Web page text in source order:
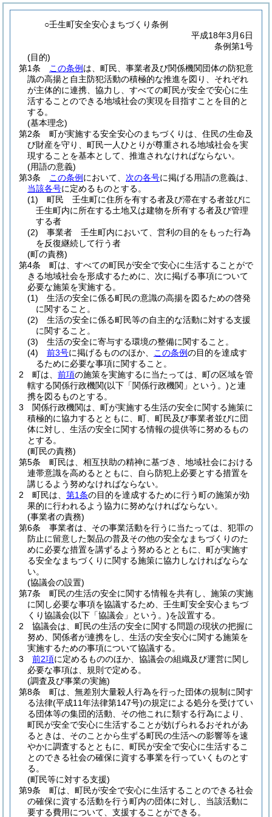
○壬生町安全安心まちづくり条例
平成18年3月6日
条例第1号
(目的)
第1条
この条例 は、町民、事業者及び関係機関団体の防犯意
識の高揚と自主防犯活動の積極的な推進を図り、それぞれ
が主体的に連携、協力し、すべての町民が安全で安心に生
活することのできる地域社会の実現を目指すことを目的と
する。
(基本理念)
第2条
町が実施する安全安心のまちづくりは、住民の生命及
び財産を守り、町民一人ひとりが尊重される地域社会を実
現することを基本として、推進されなければならない。
(用語の意義)
第3条
この条例 において、 次の各号に掲げる用語の意義は、
当該各号に定めるものとする。
(1)
町民 壬生町に住所を有する者及び滞在する者並びに
壬生町内に所在する土地又は建物を所有する者及び管理
する者
(2)
事業者 壬生町内において、営利の目的をもった行為
を反復継続して行う者
(町の責務)
第4条
町は、すべての町民が安全で安心に生活することがで
きる地域社会を形成するために、次に掲げる事項について
必要な施策を実施する。
(1)
生活の安全に係る町民の意識の高揚を図るための啓発
に関すること。
(2)
生活の安全に係る町民等の自主的な活動に対する支援
に関すること。
(3)
生活の安全に寄与する環境の整備に関すること。
(4)
前3号に掲げるもののほか、 この条例の目的を達成す
るために必要な事項に関すること。
2
町は、 前項の施策を実施するに当たっては、町の区域を管
轄する関係行政機関(以下「関係行政機関」という。)と連
携を図るものとする。
3
関係行政機関は、町が実施する生活の安全に関する施策に
積極的に協力するとともに、町、町民及び事業者並びに団
体に対し、生活の安全に関する情報の提供等に努めるもの
とする。
(町民の責務)
第5条
町民は、相互扶助の精神に基づき、地域社会における
連帯意識を高めるとともに、自ら防犯上必要とする措置を
講じるよう努めなければならない。
2
町民は、 第1条の目的を達成するために行う町の施策が効
果的に行われるよう協力に努めなければならない。
(事業者の責務)
第6条
事業者は、その事業活動を行うに当たっては、犯罪の
防止に留意した製品の普及その他の安全なまちづくりのた
めに必要な措置を講ずるよう努めるとともに、町が実施す
る安全なまちづくりに関する施策に協力しなければならな
い。
(協議会の設置)
第7条
町民の生活の安全に関する情報を共有し、施策の実施
に関し必要な事項を協議するため、壬生町安全安心まちづ
くり協議会(以下「協議会」という。)を設置する。
2
協議会は、町民の生活の安全に関する問題の現状の把握に
努め、関係者が連携をし、生活の安全安心に関する施策を
実施するための事項について協議する。
3
前2項に定めるもののほか、協議会の組織及び運営に関し
必要な事項は、規則で定める。
(調査及び事業の実施)
第8条
町は、無差別大量殺人行為を行った団体の規制に関す
る法律(平成11年法律第147号)の規定による処分を受けてい
る団体等の集団的活動、その他これに類する行為により、
町民が安全で安心に生活することが妨げられるおそれがあ
るときは、そのことから生ずる町民の生活への影響等を速
やかに調査するとともに、町民が安全で安心に生活するこ
とのできる社会の確保に資する事業を行っていくものとす
る。
(町民等に対する支援)
第9条
町は、町民が安全で安心に生活することのできる社会
の確保に資する活動を行う町内の団体に対し、当該活動に
要する費用について、支援することができる。